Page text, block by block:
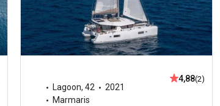
Lagoon,42
2021
Marmaris
4,88(2)